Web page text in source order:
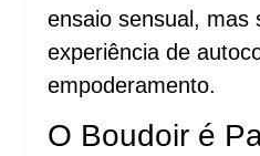
ensaio sensual, mas
experiência de
empoderamento.
O Boudoir é